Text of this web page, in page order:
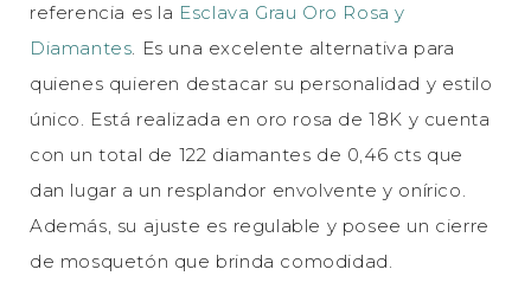
referencia es la Esclava Grau Oro Rosa y
Diamantes. Es una excelente alternativa para
quienes quieren destacar su personalidad y estilo
único. Está realizada en oro rosa de 18K y cuenta
con un total de 122 diamantes de 0,46 cts que
dan lugar a un resplandor envolvente y onírico.
Además, su ajuste es regulable y posee un cierre
de mosquetón que brinda comodidad.